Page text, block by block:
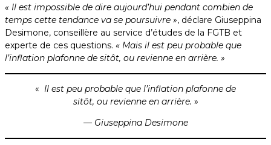
« Il est impossible de dire aujourd’hui pendant combien de
temps cette tendance va se poursuivre », déclare Giuseppina
Desimone, conseillère au service d’études de la FGTB et
experte de ces questions. « Mais il est peu probable que
l’inflation plafonne de sitôt, ou revienne en arrière. »
« Il est peu probable que l’inflation plafonne de
sitôt, ou revienne en arrière. »
— Giuseppina Desimone